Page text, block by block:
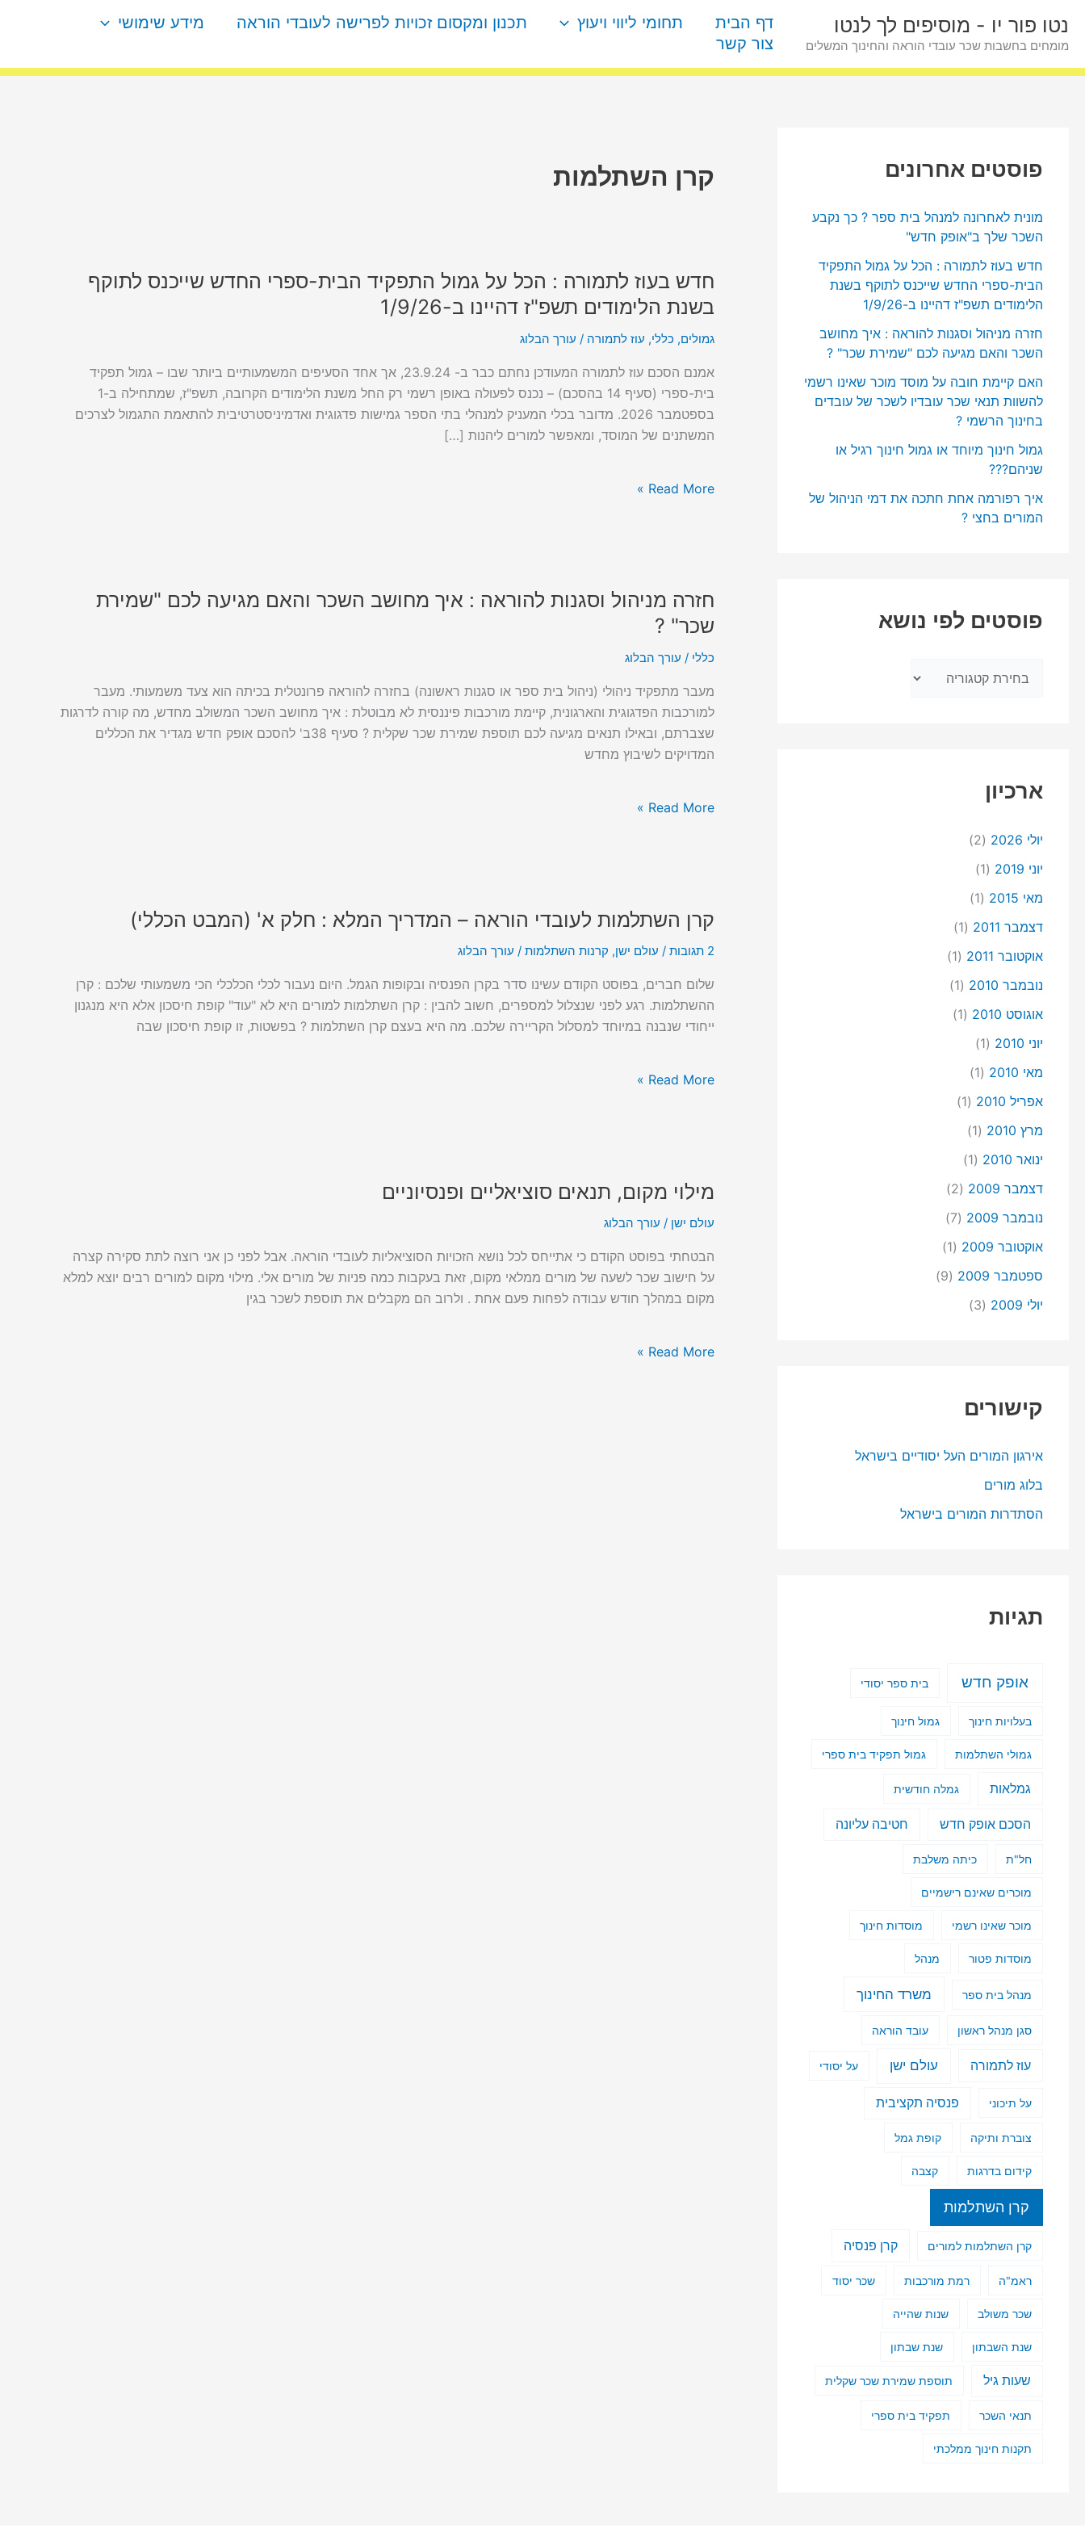
לתוכןנטו פור יו - מוסיפים לך לנטו
מומחים בחשבות שכר עובדי הוראה והחינוך המשלים
דף הבית תחומי ליווי ויעוץ תכנון ומקסום זכויות לפרישה לעובדי הוראה
מידע שימושי
צור קשר
פוסטים אחרונים
מונית לאחרונה למנהל בית ספר ? כך נקבע
השכר שלך ב"אופק חדש"
חדש בעוז לתמורה : הכל על גמול התפקיד
הבית-ספרי החדש שייכנס לתוקף בשנת
הלימודים תשפ"ז דהיינו ב-1/9/26
חזרה מניהול וסגנות להוראה : איך מחושב
השכר והאם מגיעה לכם "שמירת שכר" ?
האם קיימת חובה על מוסד מוכר שאינו רשמי
להשוות תנאי שכר עובדיו לשכר של עובדים
בחינוך הרשמי ?
גמול חינוך מיוחד או גמול חינוך רגיל או
שניהם???
איך רפורמה אחת חתכה את דמי הניהול של
המורים בחצי ?
פוסטים לפי נושא
ס
ל
י
נ
ו
ארכיון
יולי 2026
(2)
יוני 2019
(1)
מאי 2015
(1)
דצמבר 2011
(1)
אוקטובר 2011
(1)
נובמבר 2010
(1)
אוגוסט 2010
(1)
יוני 2010
(1)
מאי 2010
(1)
אפריל 2010
(1)
מרץ 2010
(1)
ינואר 2010
(1)
דצמבר 2009
(2)
נובמבר 2009
(7)
אוקטובר 2009
(1)
ספטמבר 2009
(9)
יולי 2009
(3)
קישורים
אירגון המורים העל יסודיים בישראל
בלוג מורים
הסתדרות המורים בישראל
תגיות
אופק חדש בית ספר יסודי
בעלויות חינוך גמול חינוך
גמולי השתלמות גמול תפקיד בית ספרי
גמלאות גמלה חודשית
הסכם אופק חדש חטיבה עליונה
חל"ת כיתה משלבת
מוכרים שאינם רישמיים
מוכר שאינו רשמי מוסדות חינוך
מוסדות פטור מנהל
מנהל בית ספר משרד החינוך
סגן מנהל ראשון עובד הוראה
עוז לתמורה עולם ישן על יסודי
על תיכוני פנסיה תקציבית
צוברת ותיקה קופת גמל
קידום בדרגות קצבה
קרן השתלמות
קרן השתלמות למורים קרן פנסיה
ראמ"ה רמת מורכבות שכר יסוד
שכר משולב שנות שהייה
שנת השבתון שנת שבתון
שעות גיל תוספת שמירת שכר שקלית
תנאי השכר תפקיד בית ספרי
תקנות חינוך ממלכתי
קרן השתלמות
חדש בעוז לתמורה : הכל על גמול התפקיד הבית-ספרי החדש שייכנס לתוקף
בשנת הלימודים תשפ"ז דהיינו ב-1/9/26
גמולים, כללי, עוז לתמורה / עורך הבלוג
אמנם הסכם עוז לתמורה המעודכן נחתם כבר ב- 23.9.24, אך אחד הסעיפים המשמעותיים ביותר שבו – גמול תפקיד
בית-ספרי (סעיף 14 בהסכם) – נכנס לפעולה באופן רשמי רק החל משנת הלימודים הקרובה, תשפ"ז, שמתחילה ב-1
בספטמבר 2026. מדובר בכלי המעניק למנהלי בתי הספר גמישות פדגוגית ואדמיניסטרטיבית להתאמת התגמול לצרכים
המשתנים של המוסד, ומאפשר למורים ליהנות […]
חדש
בעוז
:
שייכנס
דהיינו
Read More »
חזרה מניהול וסגנות להוראה : איך מחושב השכר והאם מגיעה לכם "שמירת
שכר" ?
כללי / עורך הבלוג
מעבר מתפקיד ניהולי (ניהול בית ספר או סגנות ראשונה) בחזרה להוראה פרונטלית בכיתה הוא צעד משמעותי. מעבר
למורכבות הפדגוגית והארגונית, קיימת מורכבות פיננסית לא מבוטלת : איך מחושב השכר המשולב מחדש, מה קורה לדרגות
שצברתם, ובאילו תנאים מגיעה לכם תוספת שמירת שכר שקלית ? סעיף 38ב' להסכם אופק חדש מגדיר את הכללים
המדויקים לשיבוץ מחדש
חזרה
מניהול
להוראה
לכם
Read More »
קרן השתלמות לעובדי הוראה – המדריך המלא : חלק א' (המבט הכללי)
2 תגובות / עולם ישן, קרנות השתלמות / עורך הבלוג
שלום חברים, בפוסט הקודם עשינו סדר בקרן הפנסיה ובקופות הגמל. היום נעבור לכלי הכלכלי הכי משמעותי שלכם : קרן
ההשתלמות. רגע לפני שנצלול למספרים, חשוב להבין : קרן השתלמות למורים היא לא "עוד" קופת חיסכון אלא היא מנגנון
ייחודי שנבנה במיוחד למסלול הקריירה שלכם. מה היא בעצם קרן השתלמות ? בפשטות, זו קופת חיסכון שבה
קרן
לעובדי
הוראה
–
המדריך
חלק
Read More »
מילוי מקום, תנאים סוציאליים ופנסיוניים
עולם ישן / עורך הבלוג
הבטחתי בפוסט הקודם כי אתייחס לכל נושא הזכויות הסוציאליות לעובדי הוראה. אבל לפני כן אני רוצה לתת סקירה קצרה
על חישוב שכר לשעה של מורים ממלאי מקום, זאת בעקבות כמה פניות של מורים אלי. מילוי מקום למורים רבים יוצא למלא
מקום במהלך חודש עבודה לפחות פעם אחת . ולרוב הם מקבלים את תוספת לשכר בגין
מילוי
תנאים
סוציאליים
ופנסיוניים
Read More »